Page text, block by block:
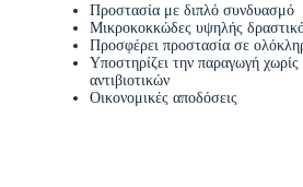
Προστασία με διπλό συνδυασμό
Μικροκοκκώδες υψηλής
Προσφέρει προστασία σε
Υποστηρίζει την παραγωγή
αντιβιοτικών
Οικονομικές αποδόσεις